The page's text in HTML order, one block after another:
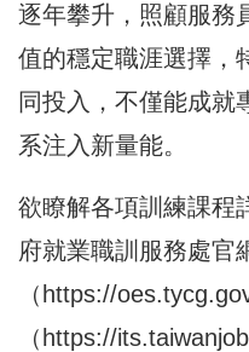
逐年攀升，照顧服務
值的穩定職涯選擇，
同投入，不僅能成就
系注入新量能。
欲瞭解各項訓練課程
府就業職訓服務處官
（ https://
（ https://